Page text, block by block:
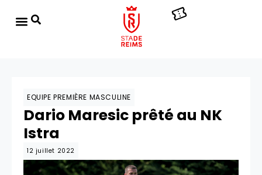
EQUIPE PREMIÈRE MASCULINE
Dario Maresic prêté au NK
Istra
12 juillet 2022